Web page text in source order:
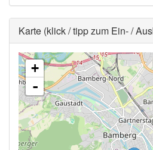
Ausblenden
Karte (klick / tipp zum Ein- /
+
-